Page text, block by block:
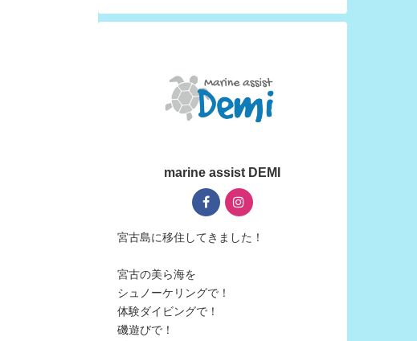
marine assist DEMI
宮古島に移住してきました！
宮古の美ら海を
シュノーケリングで！
体験ダイビングで！
磯遊びで！